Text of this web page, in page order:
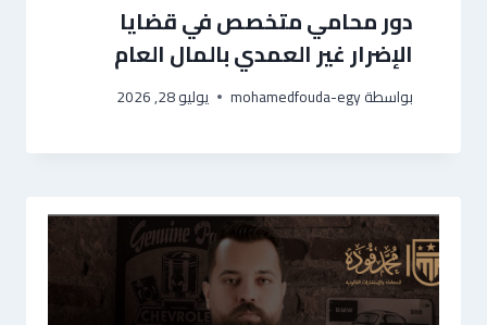
دور محامي متخصص في قضايا
الإضرار غير العمدي بالمال العام
بواسطةmohamedfouda-egy يوليو 28, 2026